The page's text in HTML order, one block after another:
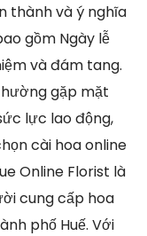
thành và ý nghĩa
gồm Ngày lễ
và đám tang.
gặp mặt
lực lao động,
cài hoa online
Online Florist là
cung cấp hoa
phố Huế. Với